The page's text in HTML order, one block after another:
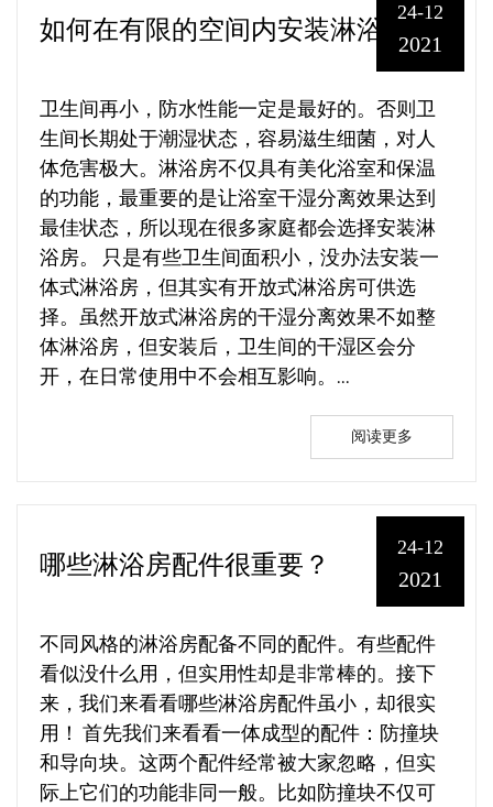
24-12
2021如何在有限的空间内安装淋浴房产品？
卫生间再小，防水性能一定是最好的。否则卫
生间长期处于潮湿状态，容易滋生细菌，对人
体危害极大。淋浴房不仅具有美化浴室和保温
的功能，最重要的是让浴室干湿分离效果达到
最佳状态，所以现在很多家庭都会选择安装淋
浴房。 只是有些卫生间面积小，没办法安装一
体式淋浴房，但其实有开放式淋浴房可供选
择。虽然开放式淋浴房的干湿分离效果不如整
体淋浴房，但安装后，卫生间的干湿区会分
开，在日常使用中不会相互影响。...
阅读更多
24-12
2021
哪些淋浴房配件很重要？
不同风格的淋浴房配备不同的配件。有些配件​​
看似没什么用，但实用性却是非常棒的。接下
来，我们来看看哪些淋浴房配件虽小，却很实
用！ 首先我们来看看一体成型的配件：防撞块
和导向块。这两个配件经常被大家忽略，但实
际上它们的功能非同一般。比如防撞块不仅可